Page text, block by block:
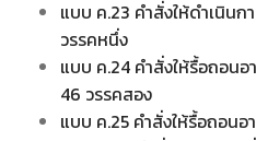
แบบ ค.23 คำสั่งให้ดำเนินก
วรรคหนึ่ง
แบบ ค.24 คำสั่งให้รื้อถอนอ
46 วรรคสอง
แบบ ค.25 คำสั่งให้รื้อถอนอ